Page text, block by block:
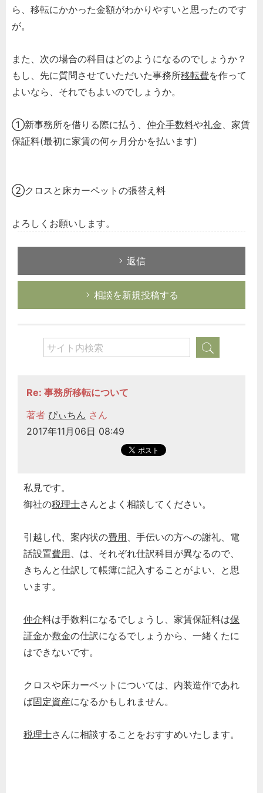
ら、移転にかかった金額がわかりやすいと思ったのです
が。
また、次の場合の科目はどのようになるのでしょうか？
もし、先に質問させていただいた事務所移転費を作って
よいなら、それでもよいのでしょうか。
①新事務所を借りる際に払う、 仲介手数料や礼金、家賃
保証料(最初に家賃の何ヶ月分かを払います)
②クロスと床カーペットの張替え料
よろしくお願いします。
返信
相談を新規投稿する
Re: 事務所移転について
著者 ぴぃちん さん
2017年11月06日 08:49
私見です。
御社の税理士さんとよく相談してください。
引越し代、案内状の費用、手伝いの方への謝礼、電
話設置費用、は、それぞれ仕訳科目が異なるので、
きちんと仕訳して帳簿に記入することがよい、と思
います。
仲介料は手数料になるでしょうし、家賃保証料は保
証金か敷金の仕訳になるでしょうから、一緒くたに
はできないです。
クロスや床カーペットについては、内装造作であれ
ば固定資産になるかもしれません。
税理士さんに相談することをおすすめいたします。